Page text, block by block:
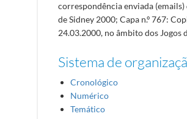
correspondência enviada
de Sidney 2000; Capa n.º 767:
24.03.2000, no âmbito dos Jogos
Sistema de
Cronológico
Numérico
Temático